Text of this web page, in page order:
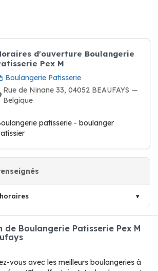
d'ouverture Boulangerie
Pex M
Boulangerie Patisserie
Rue de Ninane 33, 04052 BEAUFAYS —
Belgique
patisserie - boulanger
de Boulangerie Patisserie Pex M
vous avec les meilleurs boulangeries à